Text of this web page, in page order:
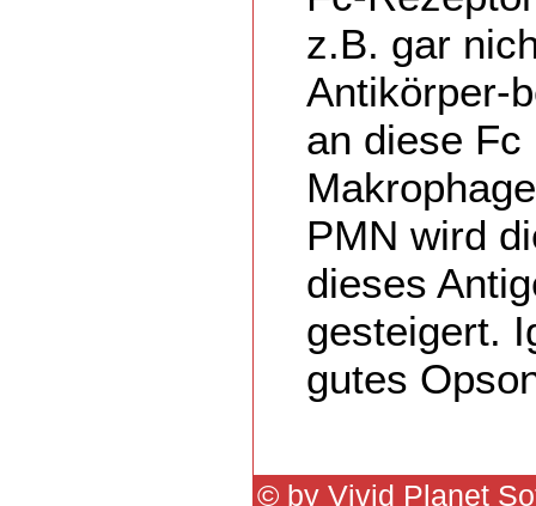
z.B. gar
Antikörper-
an diese Fc
PMN wird
dieses
gesteigert.
gutes
© by Vivid Planet